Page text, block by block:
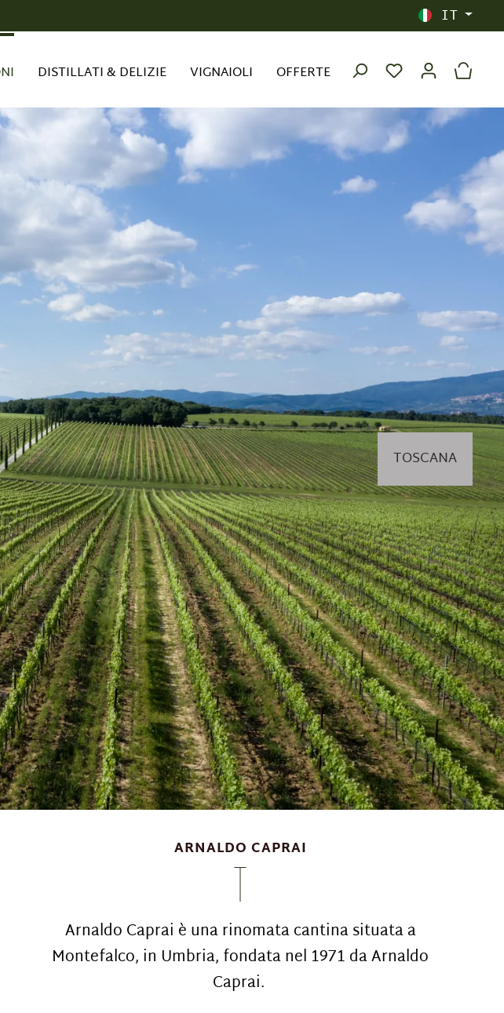
IT
DISTILLATI & DELIZIE VIGNAIOLI OFFERTE
TOSCANA
ARNALDO CAPRAI
Arnaldo Caprai è una rinomata cantina situata a
Montefalco, in Umbria, fondata nel 1971 da Arnaldo
Caprai.